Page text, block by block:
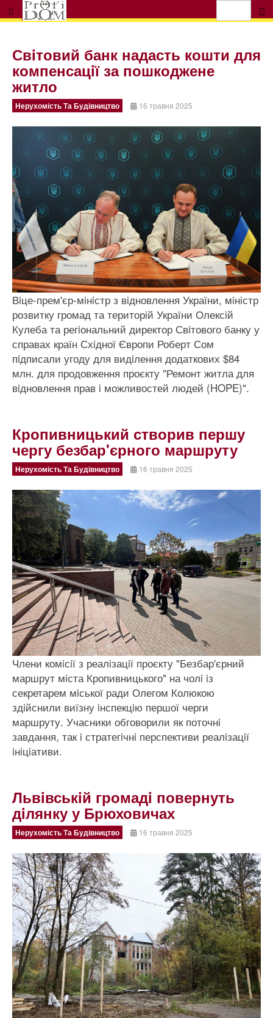
Свiтовий банк надасть кошти для
компенсацiї за пошкоджене
житло
Нерухомість Та Будівництво 16 травня 2025
Вiце-прем'єр-мiнiстр з вiдновлення України, мiнiстр
розвитку громад та територiй України Олексiй
Кулеба та регiональний директор Свiтового банку у
справах країн Схiдної Європи Роберт Сом
пiдписали угоду для видiлення додаткових $84
млн. для продовження проєкту "Ремонт житла для
вiдновлення прав i можливостей людей (HOPE)".
Кропивницький створив першу
чергу безбар'єрного маршруту
Нерухомість Та Будівництво 16 травня 2025
Члени комiсiї з реалiзацiї проєкту "Безбар'єрний
маршрут мiста Кропивницького" на чолi iз
секретарем мiської ради Олегом Колюкою
здiйснили виїзну iнспекцiю першої черги
маршруту. Учасники обговорили як поточнi
завдання, так i стратегiчнi перспективи реалiзацiї
iнiцiативи.
Львiвськiй громадi повернуть
дiлянку у Брюховичах
Нерухомість Та Будівництво 16 травня 2025